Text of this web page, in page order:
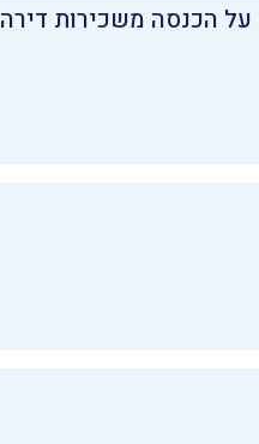
הכנסה משכירות דירה